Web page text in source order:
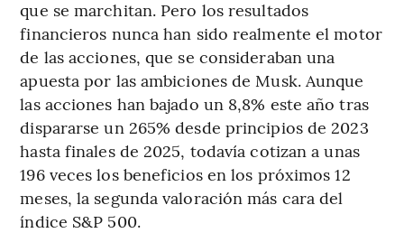
que se marchitan. Pero los resultados
financieros nunca han sido realmente el motor
de las acciones, que se consideraban una
apuesta por las ambiciones de Musk. Aunque
las acciones han bajado un 8,8% este año tras
dispararse un 265% desde principios de 2023
hasta finales de 2025, todavía cotizan a unas
196 veces los beneficios en los próximos 12
meses, la segunda valoración más cara del
índice S&P 500.